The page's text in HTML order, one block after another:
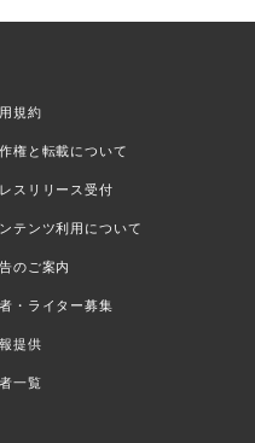
規約
権と転載について
スリリース受付
テンツ利用について
のご案内
・ライター募集
提供
一覧